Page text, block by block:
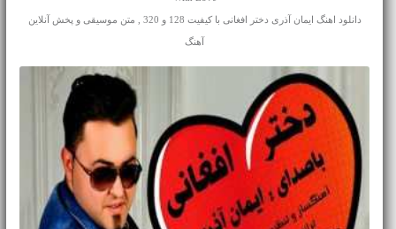
دانلود اهنگ ایمان آذری دختر افغانی با کیفیت 128 و 320 , متن موسیقی و پخش آنلاین
آهنگ